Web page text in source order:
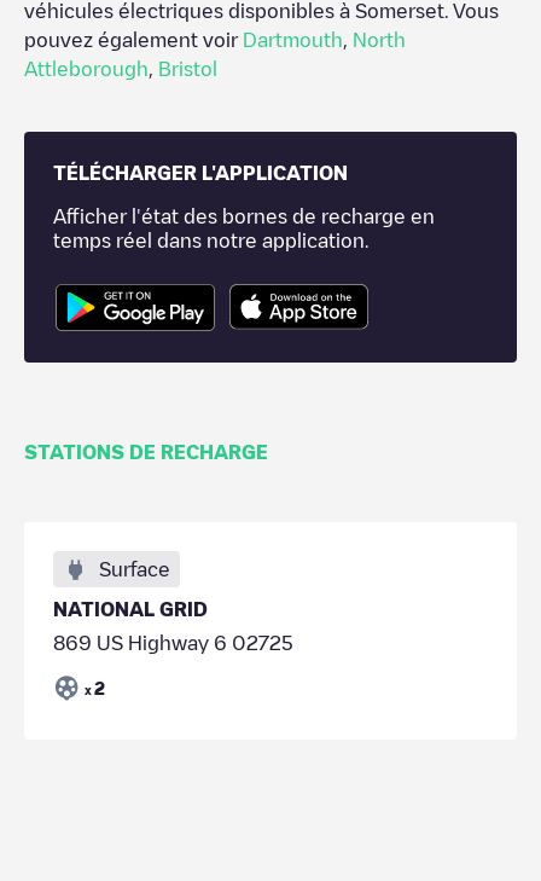
véhicules électriques disponibles à Somerset . Vous
pouvez également voir Dartmouth
North
Attleborough
Bristol
TÉLÉCHARGER L'APPLICATION
Afficher l'état des bornes de recharge en
temps réel dans notre application.
STATIONS DE RECHARGE
Surface
NATIONAL GRID
869 US Highway 6 02725
x 2